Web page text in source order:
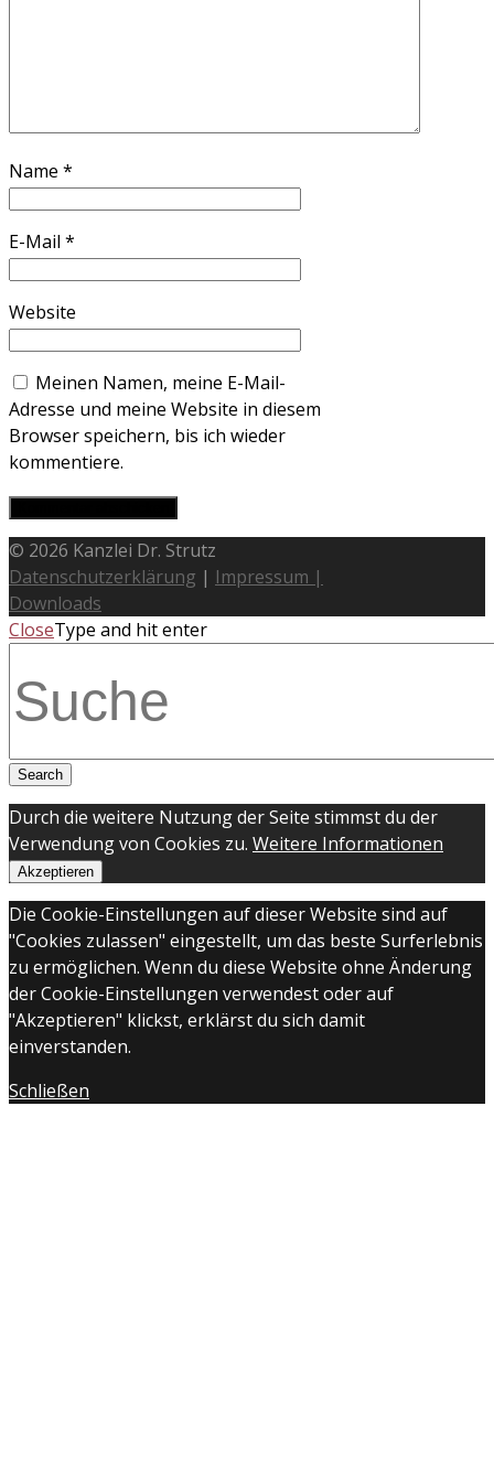
Name *
E-Mail *
Website
Meinen Namen, meine E-Mail-
Adresse und meine Website in diesem
Browser speichern, bis ich wieder
kommentiere.
© 2026 Kanzlei Dr. Strutz
Datenschutzerklärung | Impressum |
Downloads
CloseType and hit enter
Durch die weitere Nutzung der Seite stimmst du der
Verwendung von Cookies zu. Weitere Informationen
Akzeptieren
Die Cookie-Einstellungen auf dieser Website sind auf
"Cookies zulassen" eingestellt, um das beste Surferlebnis
zu ermöglichen. Wenn du diese Website ohne Änderung
der Cookie-Einstellungen verwendest oder auf
"Akzeptieren" klickst, erklärst du sich damit
einverstanden.
Schließen